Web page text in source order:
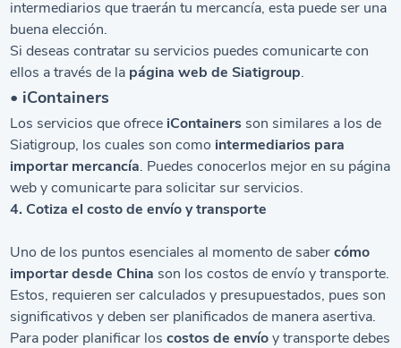
intermediarios que traerán tu mercancía, esta puede ser una
buena elección.
Si deseas contratar su servicios puedes comunicarte con
ellos a través de la página web de Siatigroup.
• iContainers
Los servicios que ofrece iContainers son similares a los de
Siatigroup, los cuales son como intermediarios para
importar mercancía. Puedes conocerlos mejor en su página
web y comunicarte para solicitar sur servicios.
4. Cotiza el costo de envío y transporte
Uno de los puntos esenciales al momento de sabercómo
importar desde China son los costos de envío y transporte.
Estos, requieren ser calculados y presupuestados, pues son
significativos y deben ser planificados de manera asertiva.
Para poder planificar loscostos de envíoy transporte debes